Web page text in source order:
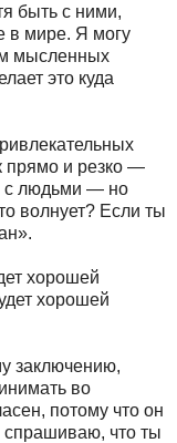
быть с ними,
в мире. Я могу
мысленных
это куда
прямо и резко —
с людьми — но
волнует? Если ты
хорошей
хорошей
заключению,
во
потому что он
спрашиваю, что ты